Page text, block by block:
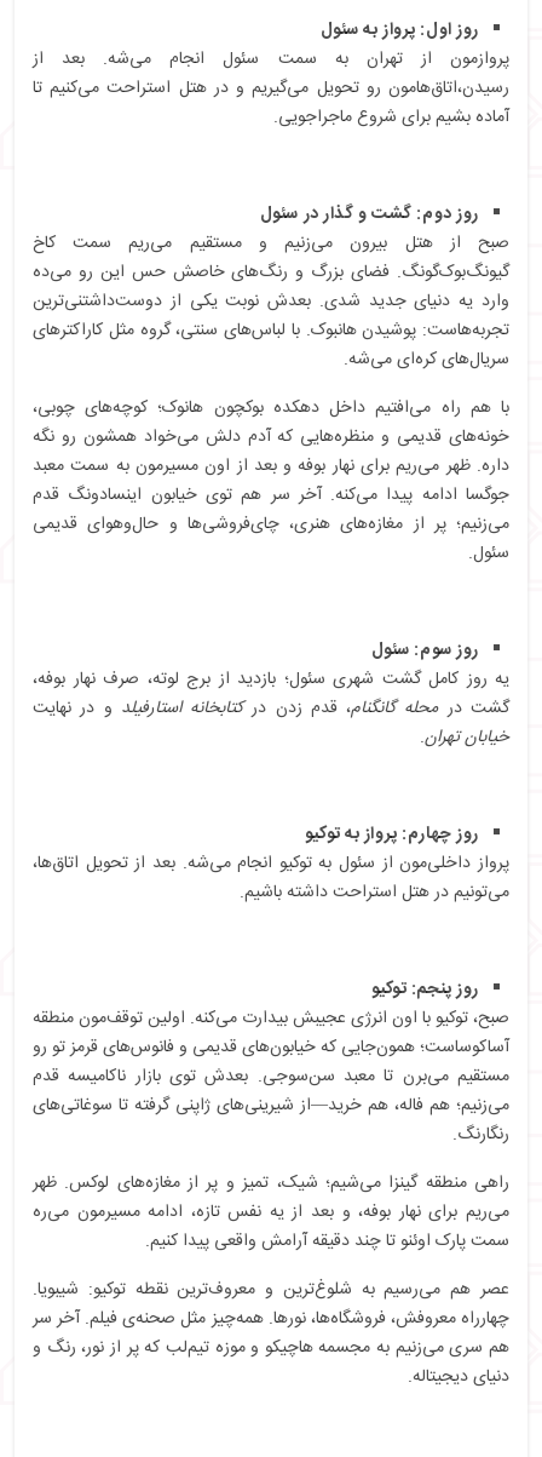
روز اول: پرواز به سئول
پروازمون از تهران به سمت سئول انجام می‌شه. بعد از
رسیدن،اتاق‌هامون رو تحویل می‌گیریم و در هتل استراحت می‌کنیم تا
آماده بشیم برای شروع ماجراجویی.
روز دوم: گشت و گذار در سئول
صبح از هتل بیرون می‌زنیم و مستقیم می‌ریم سمت کاخ
گیونگ‌بوک‌گونگ. فضای بزرگ و رنگ‌های خاصش حس این رو می‌ده
وارد یه دنیای جدید شدی. بعدش نوبت یکی از دوست‌داشتنی‌ترین
تجربه‌هاست: پوشیدن هانبوک. با لباس‌های سنتی، گروه مثل کاراکترهای
سریال‌های کره‌ای می‌شه.
با هم راه می‌افتیم داخل دهکده بوکچون هانوک؛ کوچه‌های چوبی،
خونه‌های قدیمی و منظره‌هایی که آدم دلش می‌خواد همشون رو نگه
داره. ظهر می‌ریم برای نهار بوفه و بعد از اون مسیرمون به سمت معبد
جوگسا ادامه پیدا می‌کنه. آخر سر هم توی خیابون اینسادونگ قدم
می‌زنیم؛ پر از مغازه‌های هنری، چای‌فروشی‌ها و حال‌وهوای قدیمی
سئول.
روز سوم: سئول
یه روز کامل گشت شهری سئول؛ بازدید از برج لوته، صرف نهار بوفه،
گشت درمحله گانگنام، قدم زدن درکتابخانه استارفیلد و در نهایت
خیابان تهران.
روز چهارم: پرواز به توکیو
پرواز داخلی‌مون از سئول به توکیو انجام می‌شه. بعد از تحویل اتاق‌ها،
می‌تونیم در هتل استراحت داشته باشیم.
روز پنجم: توکیو
صبح، توکیو با اون انرژی عجیبش بیدارت می‌کنه. اولین توقف‌مون منطقه
آساکوساست؛ همون‌جایی که خیابون‌های قدیمی و فانوس‌های قرمز تو رو
مستقیم می‌برن تا معبد سن‌سوجی. بعدش توی بازار ناکامیسه قدم
می‌زنیم؛ هم فاله، هم خرید—از شیرینی‌های ژاپنی گرفته تا سوغاتی‌های
رنگارنگ.
راهی منطقه گینزا می‌شیم؛ شیک، تمیز و پر از مغازه‌های لوکس. ظهر
می‌ریم برای نهار بوفه، و بعد از یه نفس تازه، ادامه مسیرمون می‌ره
سمت پارک اوئنو تا چند دقیقه آرامش واقعی پیدا کنیم.
عصر هم می‌رسیم به شلوغ‌ترین و معروف‌ترین نقطه توکیو: شیبویا.
چهارراه معروفش، فروشگاه‌ها، نورها. همه‌چیز مثل صحنه‌ی فیلم. آخر سر
هم سری می‌زنیم به مجسمه هاچیکو و موزه تیم‌لب که پر از نور، رنگ و
دنیای دیجیتاله.